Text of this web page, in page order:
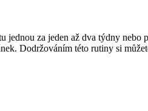
jednou za jeden až dva týdny
Dodržováním této rutiny si